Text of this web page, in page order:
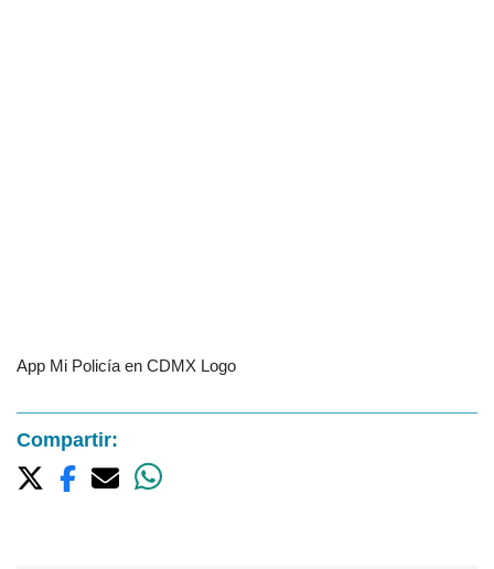
App Mi Policía en CDMX Logo
Compartir: